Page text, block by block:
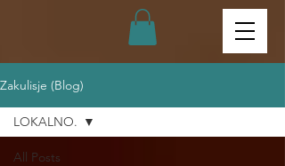
Zakulisje (Blog)
All Posts
LOKALNO.